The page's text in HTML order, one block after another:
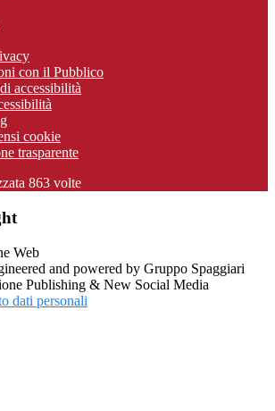
con il Pubblico
accessibilità
cookie
trasparente
863 volte
and powered by Gruppo Spaggiari
Publishing & New Social Media
dati personali